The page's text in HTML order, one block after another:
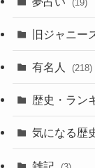
(19)
旧ジャニー
有名人 (218)
歴史・ラン
気になる歴